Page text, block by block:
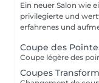
Ein neuer Salon wie
privilegierte und
erfahrenes und
Coupe des
Coupes